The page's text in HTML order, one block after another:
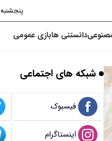
پنجشنبه ۱۵ مرداد ۱۴۰۵
دانستنی هابازی عمومی
شبکه های اجتماعی
فیسبوک
اینستاگرام